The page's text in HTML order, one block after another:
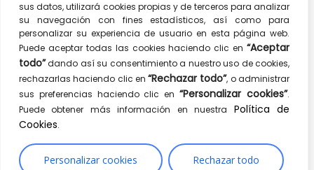
sus datos, utilizará cookies propias y de terceros para analizar
su navegación con fines estadísticos, así como para
personalizar su experiencia de usuario en esta página web.
Puede aceptar todas las cookies haciendo clic en “Aceptar
todo”dando así su consentimiento a nuestro uso de cookies,
rechazarlas haciendo clic en“Rechazar todo”, o administrar
sus preferencias haciendo clic en“Personalizar cookies”.
Puede obtener más información en nuestra Política de
Cookies.
Personalizar cookies Rechazar todo
Send message
CONTACT INFO
Mulberry St, New York, NY 10012, USA
1.900.256.332
1.900.256.334
www.hogash.com